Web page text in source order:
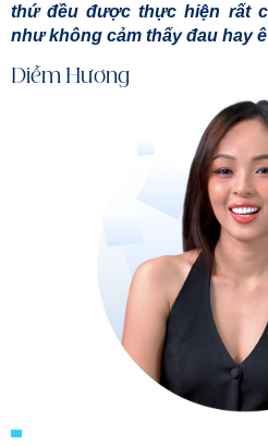
thứ đều được thực hiện rất
như không cảm thấy đau hay
Diễm Hương